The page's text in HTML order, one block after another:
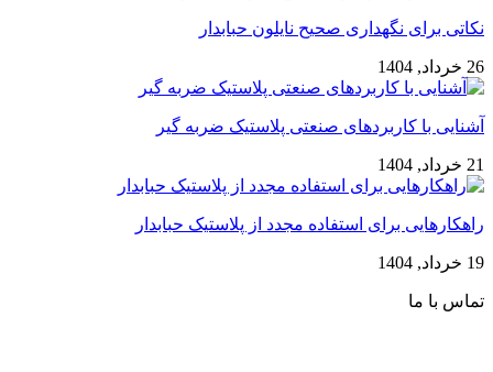
نکاتی برای نگهداری صحیح نایلون حبابدار
26 خرداد, 1404
آشنایی با کاربردهای صنعتی پلاستیک ضربه گیر
21 خرداد, 1404
راهکارهایی برای استفاده مجدد از پلاستیک حبابدار
19 خرداد, 1404
تماس با ما